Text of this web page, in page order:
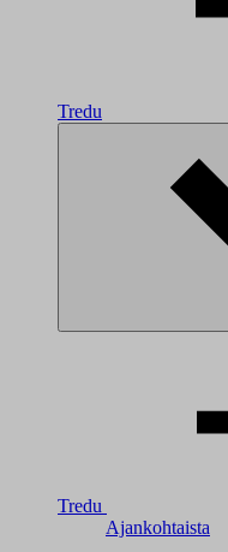
Tredu
Tredu
Ajankohtaista